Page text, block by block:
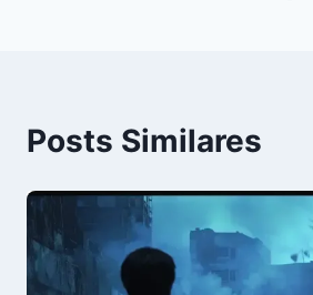
Posts Similares